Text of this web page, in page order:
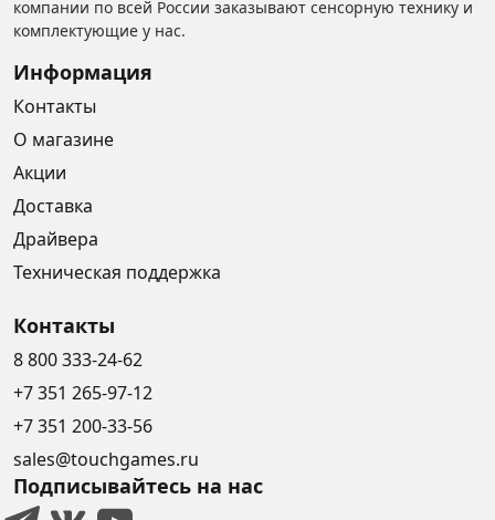
компании по всей России заказывают сенсорную технику и
комплектующие у нас.
Информация
Контакты
О магазине
Акции
Доставка
Драйвера
Техническая поддержка
Контакты
8 800 333-24-62
+7 351 265-97-12
+7 351 200-33-56
sales@touchgames.ru
Подписывайтесь на нас